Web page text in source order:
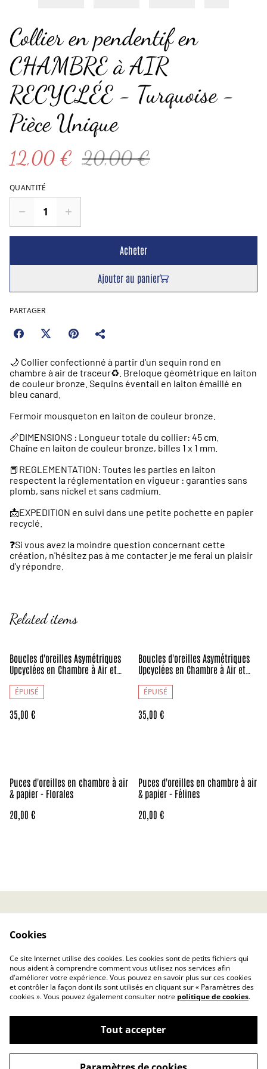
Collier en pendentif en
CHAMBRE à AIR
RECYCLÉE - Turquoise -
Pièce Unique
12,00 € 20,00 €
QUANTITÉ
Acheter
Ajouter au panier
PARTAGER
🌙 Collier confectionné à partir d'un sequin rond en
chambre à air de traceur♻️️. Breloque géométrique en laiton
de couleur bronze. Sequins éventail en laiton émaillé en
bleu canard.
Fermoir mousqueton en laiton de couleur bronze.
📏DIMENSIONS : Longueur totale du collier: 45 cm.
Chaîne en laiton de couleur bronze, billes 1 x 1 mm.
📕REGLEMENTATION: Toutes les parties en laiton
respectent la réglementation en vigueur : garanties sans
plomb, sans nickel et sans cadmium.
📩EXPEDITION en suivi dans une petite pochette en papier
recyclé.
❓️Si vous avez la moindre question concernant cette
création, n'hésitez pas à me contacter je me ferai un plaisir
d'y répondre.
Related items
Boucles d'oreilles Asymétriques
Upcyclées en Chambre à Air et
ÉPUISÉ
35,00 €
Boucles d'oreilles Asymétriques
Upcyclées en Chambre à Air et
ÉPUISÉ
35,00 €
Puces d'oreilles en chambre à air
& papier - Florales
20,00 €
Puces d'oreilles en chambre à air
& papier - Félines
20,00 €
Politique de confidentialité
Rétractation
©2026La Tête dans la Lune
Cookies
Ce site Internet utilise des cookies. Les cookies sont de petits fichiers qui
nous aident à comprendre comment vous utilisez nos services afin
d'améliorer votre expérience. Vous pouvez en savoir plus sur ces cookies
et contrôler la façon dont ils sont utilisés en cliquant sur « Paramètres des
cookies ». Vous pouvez également consulter notre politique de cookies.
Tout accepter